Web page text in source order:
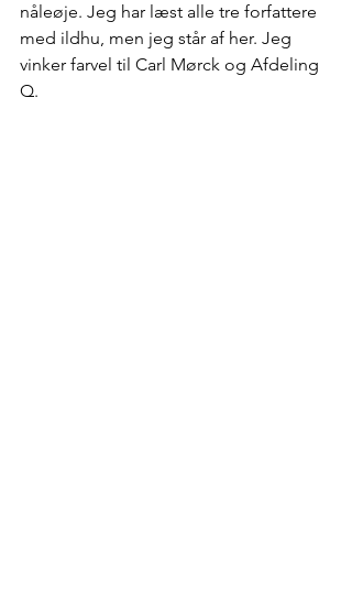
nåleøje. Jeg har læst alle tre forfattere
med ildhu, men jeg står af her. Jeg
vinker farvel til Carl Mørck og Afdeling
Q.